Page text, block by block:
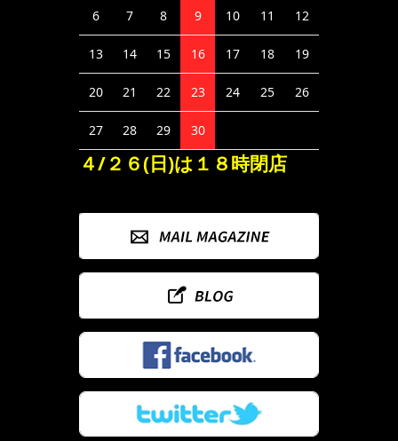
6 7 8 9 10 11 12
13 14 15 16 17 18 19
20 21 22 23 24 25 26
27 28 29 30
４/２６(日)は１８時閉店